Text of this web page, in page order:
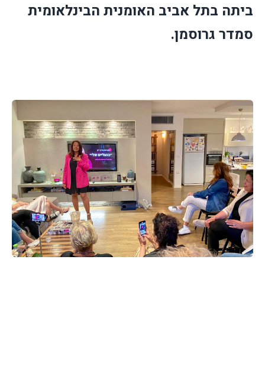
ביתה בתל אביב האומנית הבינלאומית
סמדר גרוסמן.